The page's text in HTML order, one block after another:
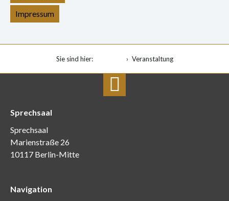
Impressum
Sie sind hier: Veranstaltung
Sprechsaal
Sprechsaal
Marienstraße 26
10117 Berlin-Mitte
Navigation